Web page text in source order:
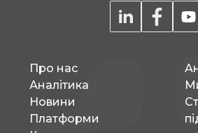
Про нас
Аналітика
Новини
Платформи